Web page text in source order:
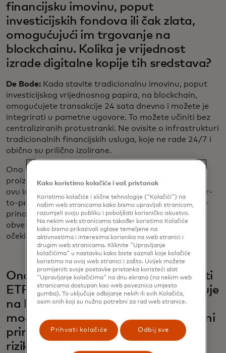
financijsku imovinu, poput
investicijskih fondova ili čak zlata,
omogućujući im trgovanje na
blockchainu. Kolika je vrijednost
izrade digitalne kopije tih sredstava?
De Bode: Kada stavite tradicionalnu imovinu, poput
investicijskog vrijednosnog papira, na blockchain,
omogućujete transakcije 24 sata dnevno i možete je
integrirati u pametne ugovore. To možete učiniti bez
centraliziranih protustranki. Ne ovisite o infrastrukturi
tradicionalnih financijskih usluga, koje ne rade 24/7 i
obično su prilično izolirane.
Ono po čemu smo najpoznatiji je tokenizacija
proizvoda američkih državnih obveznica. Izdali smo
ovu imovinu na način koji omogućuje besplatne peer-
to-peer transfere, bez potrebe za burzom. Isplaćuje
prinos vrlo sličan kratkoročnoj stopi na državne
obveznice sa svim zaštitama investitora koje biste
očekivali u tradicionalnim financijama.
Ondov proizvod zvuči vrlo slično vrsti
ETF-a, odnosno fonda kojim se trguje
na burzi, koji bi osobni investitori
mogli kupiti kako bi ostvarili određeni
prinos na svojoj ušteđevini uz mali
rizik. Po čemu se razlikuje verzija s
Kako koristimo kolačiće i vaš pristanak
Koristimo kolačiće i slične tehnologije ("Kolačići") na
našim web stranicama kako bismo upravljali stranicom,
razumjeli svoju publiku i poboljšati korisničko iskustvo.
Na nekim web stranicama također koristimo Kolačiće
kako bismo prikazivali oglase temeljene na
aktivnostima i interesima korisnika na web stranici i
drugim web stranicama. Kliknite "Upravljanje
kolačićima" u nastavku kako biste saznali koje kolačiće
koristimo na ovoj web stranici i zašto. Uvijek možete
promijeniti svoje postavke pristanka koristeći alat
"Upravljanje kolačićima" na dnu ekrana (na nekim web
stranicama dostupan kao web poveznica umjesto
gumba). To uključuje odbijanje nekih ili svih Kolačića,
osim onih koji su nužno potrebni za rad web stranice.
Prihvati kolačiće Odbij sve